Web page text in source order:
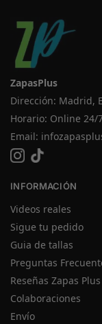
ZapasPlus
Dirección: Madrid,
Horario: Online 24/
Email:
INFORMACIÓN
Videos reales
Sigue tu pedido
Guia de tallas
Preguntas
Reseñas Zapas Plus
Colaboraciones
Envío